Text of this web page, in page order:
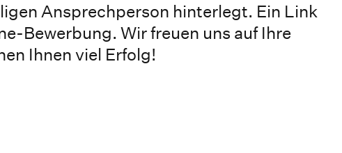
Ansprechperson hinterlegt. Ein Link
Bewerbung. Wir freuen uns auf Ihre
Ihnen viel Erfolg!